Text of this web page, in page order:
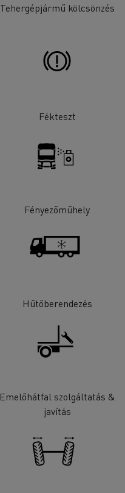
Tehergépjármű kölcsönzés
Fékteszt
Fényezőműhely
Hűtőberendezés
Emelőhátfal szolgáltatás &
javítás